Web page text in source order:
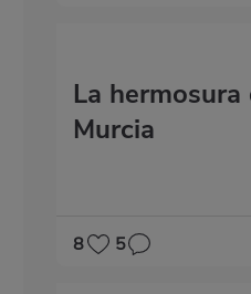
La hermosura
Murcia
8 5